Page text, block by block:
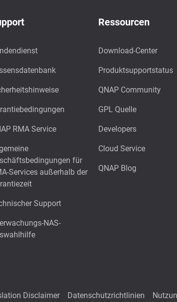
RMA Service
für
Services außerhalb der
Support
NAS-
Ressourcen
Download-Center
Produktsupportstatus
QNAP Community
GPL Quelle
Developers
Cloud Service
QNAP Blog
Disclaimer Datenschutzrichtlinien